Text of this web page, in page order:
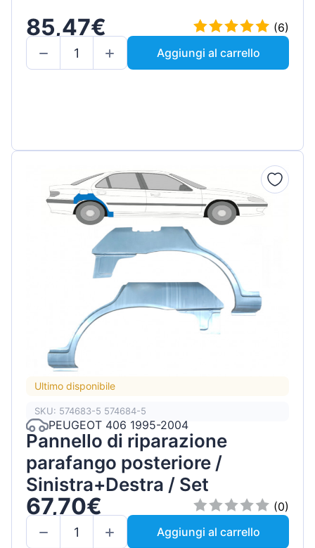
85,47€
(6)
Aggiungi al carrello
Ultimo disponibile
SKU: 574683-5 574684-5
PEUGEOT 406 1995-2004
Pannello di riparazione
parafango posteriore /
Sinistra+Destra / Set
67,70€
(0)
Aggiungi al carrello